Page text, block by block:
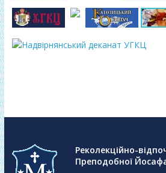
Реколекційно-
Преподобної